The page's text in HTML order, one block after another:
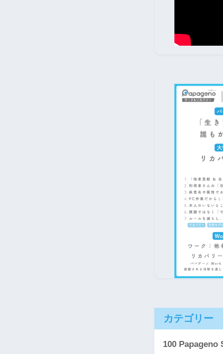
カテゴリー
100 Papageno